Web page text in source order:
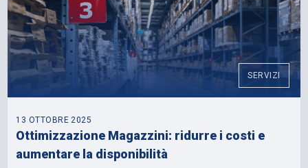
SERVIZI
13 OTTOBRE 2025
Ottimizzazione Magazzini: ridurre i costi e
aumentare la disponibilità